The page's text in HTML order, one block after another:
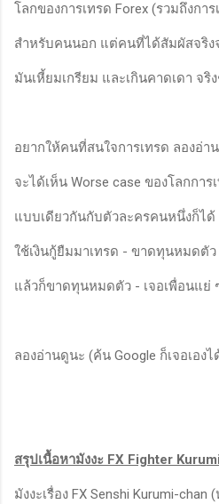
โลกของการเทรด Forex (รวมถึงกา
สำหรับคนนอก แต่คนที่ได้สัมผัสจริง
มันเหี้ยมเกรียม และเกินคาดเดา จริง
อยากให้คนที่สนใจการเทรด ลองอ่า
จะได้เห็น Worse case ของโลกกา
แบบเดียวกันกับตัวละครคนหนึ่งก็ได้
ใช้เงินกู้ยืมมาเทรด - ขาดทุนหมดตั
แล้วก็ขาดทุนหมดตัว - เจอเพื่อนแย่
ลองอ่านดูนะ (ค้น Google ก็เจอเอง
สรุปเนื้อหามังงะ FX Fighter
มังงะเรื่อง FX Senshi Kurumi-chan